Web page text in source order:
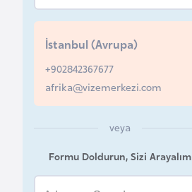
İstanbul (Avrupa)
+902842367677
afrika@vizemerkezi.com
veya
Formu Doldurun, Sizi Arayalım
s
B
e
l
ç
i
a